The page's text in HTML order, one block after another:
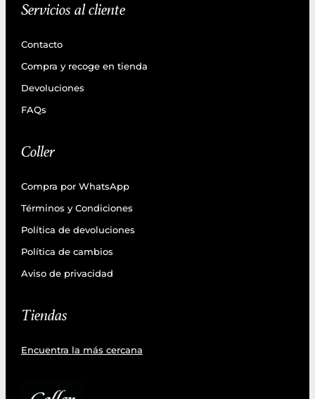
Servicios al cliente
Contacto
Compra y recoge en tienda
Devoluciones
FAQs
Coller
Compra por WhatsApp
Términos y Condiciones
Política de devoluciones
Política de cambios
Aviso de privacidad
Tiendas
Encuentra la más cercana